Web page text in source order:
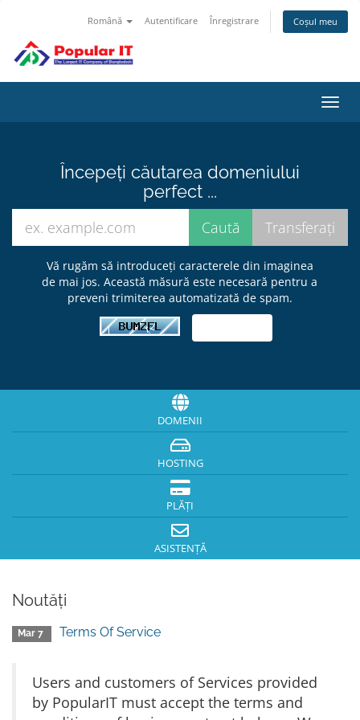
Română Autentificare Înregistrare Coșul meu
Începeți căutarea domeniului
perfect ...
Vă rugăm să introduceți caracterele din imaginea
de mai jos. Această măsură este necesară pentru a
preveni trimiterea automatizată de spam.
DOMENII
HOSTING
PLĂȚI
ASISTENȚĂ
Noutăți
Mar 7 Terms Of Service
Users and customers of Services provided
by PopularIT must accept the terms and